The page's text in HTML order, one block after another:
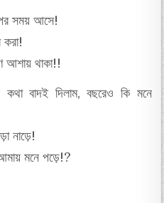
সময় আসে!
করা!
আশায় থাকা!!
বাদই দিলাম, বছরেও কি মনে
নাড়ে!
মনে পড়ে!?